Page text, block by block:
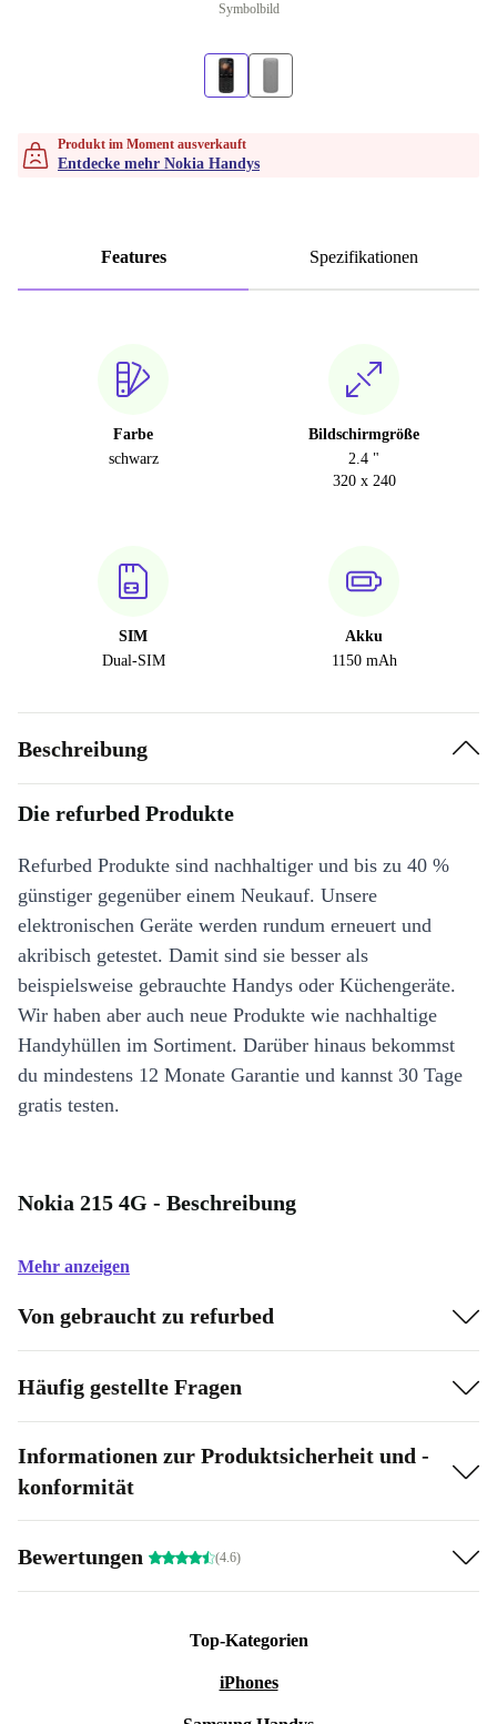
Symbolbild
Produkt im Moment ausverkauft
Entdecke mehr Nokia Handys
Features Spezifikationen
Farbe
schwarz
Bildschirmgröße
2.4 "
320 x 240
SIM
Dual-SIM
Akku
1150 mAh
Beschreibung
Die refurbed Produkte
Refurbed Produkte sind nachhaltiger und bis zu 40 %
günstiger gegenüber einem Neukauf. Unsere
elektronischen Geräte werden rundum erneuert und
akribisch getestet. Damit sind sie besser als
beispielsweise gebrauchte Handys oder Küchengeräte.
Wir haben aber auch neue Produkte wie nachhaltige
Handyhüllen im Sortiment. Darüber hinaus bekommst
du mindestens 12 Monate Garantie und kannst 30 Tage
gratis testen.
Nokia 215 4G - Beschreibung
Mehr anzeigen
Von gebraucht zu refurbed
Häufig gestellte Fragen
Informationen zur Produktsicherheit und -
konformität
Bewertungen (4.6)
Top-Kategorien
iPhones